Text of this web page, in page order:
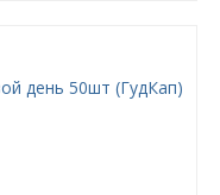
день 50шт (ГудКап)